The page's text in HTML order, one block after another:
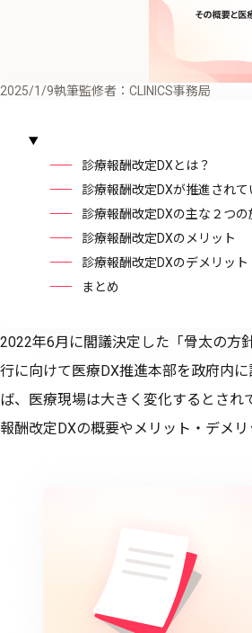
2025/1/9執筆監修者：CLINICS事務局
診療報酬改定DXとは？
診療報酬改定DXが推進されて
診療報酬改定DXの主な２つの
診療報酬改定DXのメリット
診療報酬改定DXのデメリット
まとめ
2022年6月に閣議決定した「骨太の方
行に向けて医療DX推進本部を政府内
ば、医療現場は大きく変化するとさ
報酬改定DXの概要やメリット・デメ